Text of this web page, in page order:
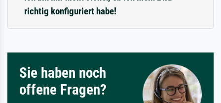
richtig konfiguriert habe!
Sie haben noch
offene Fragen?